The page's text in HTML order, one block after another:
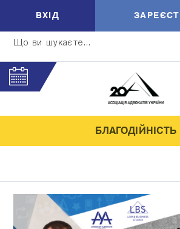
Що ви шукаєте...
ВXIД
БЛАГОДІЙНІСТЬ